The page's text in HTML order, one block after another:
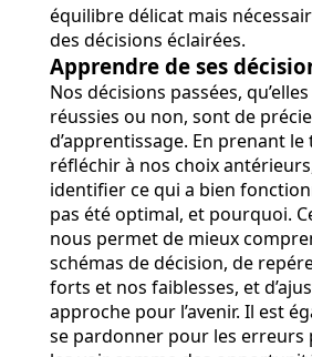
équilibre délicat mais
des décisions éclairées.
Apprendre de ses
Nos décisions passées,
réussies ou non, sont de
d’apprentissage. En prenant le
réfléchir à nos choix
identifier ce qui a bien
pas été optimal, et pourquoi.
nous permet de mieux
schémas de décision, de
forts et nos faiblesses, et
approche pour l’avenir. Il est
se pardonner pour les erreurs